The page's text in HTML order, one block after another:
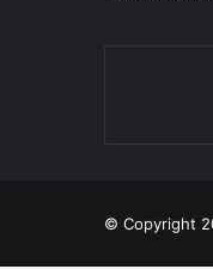
© Copyright